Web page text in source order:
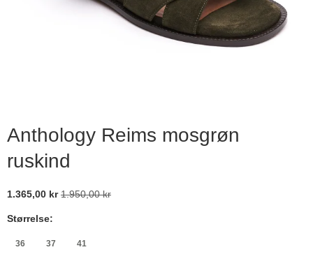
Anthology Reims mosgrøn
ruskind
1.365,00 kr 1.950,00 kr
Størrelse:
36 37 41